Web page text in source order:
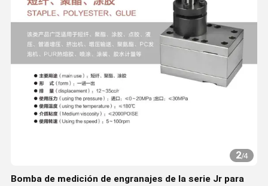
2/4
Bomba de medición de engranajes de la serie Jr para